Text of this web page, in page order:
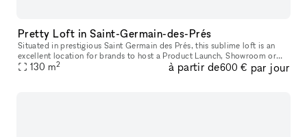
Pretty Loft in Saint-Germain-des-Prés
Situated in prestigious Saint Germain des Prés, this sublime loft is an
excellent location for brands to host a Product Launch, Showroom or
Private Event. Housed in a classic building with a private
130 m2 à partir de600 € par jour